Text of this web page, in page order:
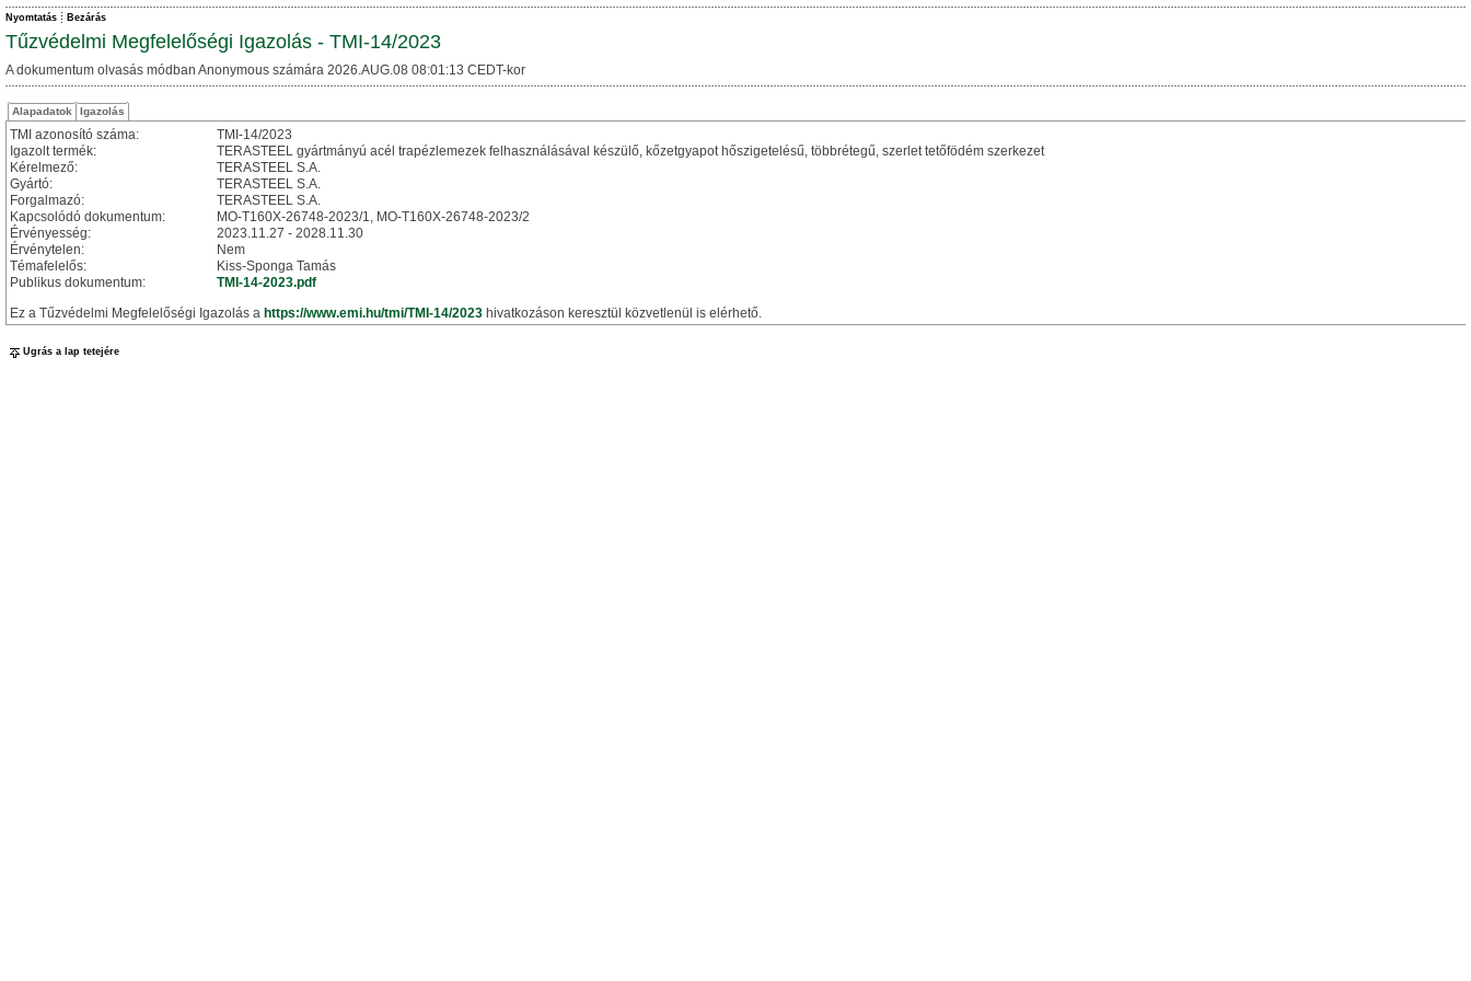
Nyomtatás Bezárás
Tűzvédelmi Megfelelőségi Igazolás - TMI-14/2023
A dokumentum olvasás módban Anonymous számára 2026.AUG.08 08:01:13 CEDT-kor
Alapadatok Igazolás
TMI azonosító száma:
TMI-14/2023
Igazolt termék:
TERASTEEL gyártmányú acél trapézlemezek felhasználásával készülő, kőzetgyapot hőszigetelésű, többrétegű, szerlet tetőfödém szerkezet
Kérelmező:
TERASTEEL S.A.
Gyártó:
TERASTEEL S.A.
Forgalmazó:
TERASTEEL S.A.
Kapcsolódó dokumentum:
MO-T160X-26748-2023/1, MO-T160X-26748-2023/2
Érvényesség:
2023.11.27 - 2028.11.30
Érvénytelen:
Nem
Témafelelős:
Kiss-Sponga Tamás
Publikus dokumentum:
TMI-14-2023.pdf
Ez a Tűzvédelmi Megfelelőségi Igazolás a https://www.emi.hu/tmi/TMI-14/2023 hivatkozáson keresztül közvetlenül is elérhető.
Ugrás a lap tetejére